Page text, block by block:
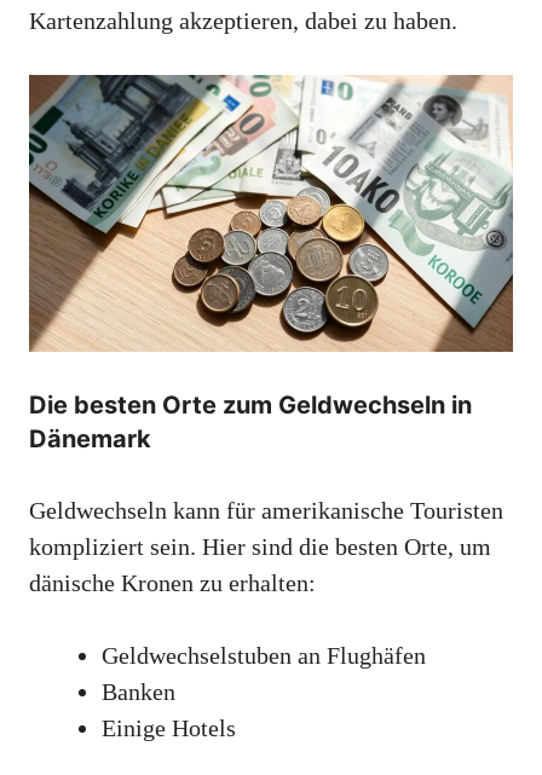
Kartenzahlung akzeptieren, dabei zu haben.
Die besten Orte zum Geldwechseln in
Dänemark
Geldwechseln kann für amerikanische Touristen
kompliziert sein. Hier sind die besten Orte, um
dänische Kronen zu erhalten:
Geldwechselstuben an Flughäfen
Banken
Einige Hotels